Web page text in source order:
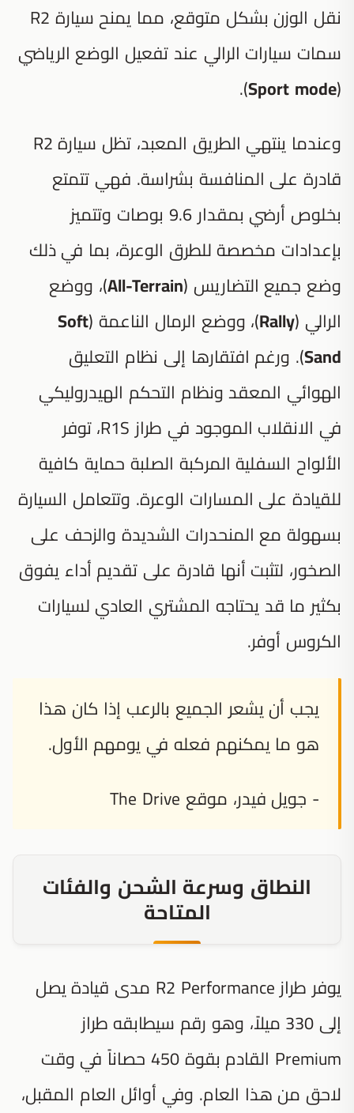
نقل الوزن بشكل متوقع، مما يمنح سيارة R2
سمات سيارات الرالي عند تفعيل الوضع الرياضي
(
Sport mode
).
وعندما ينتهي الطريق المعبد، تظل سيارة R2
قادرة على المنافسة بشراسة. فهي تتمتع
بخلوص أرضي بمقدار 9.6 بوصات وتتميز
بإعدادات مخصصة للطرق الوعرة، بما في ذلك
وضع جميع التضاريس (All-Terrain)، ووضع
الرالي (Rally)، ووضع الرمال الناعمة (Soft
Sand). ورغم افتقارها إلى نظام التعليق
الهوائي المعقد ونظام التحكم الهيدروليكي
في الانقلاب الموجود في طراز R1S، توفر
الألواح السفلية المركبة الصلبة حماية كافية
للقيادة على المسارات الوعرة. وتتعامل السيارة
بسهولة مع المنحدرات الشديدة والزحف على
الصخور، لتثبت أنها قادرة على تقديم أداء يفوق
بكثير ما قد يحتاجه المشتري العادي لسيارات
الكروس أوفر.
يجب أن يشعر الجميع بالرعب إذا كان هذا
هو ما يمكنهم فعله في يومهم الأول.
- جويل فيدر، موقع The Drive
النطاق وسرعة الشحن والفئات
المتاحة
يوفر طراز R2 Performance مدى قيادة يصل
إلى 330 ميلاً، وهو رقم سيطابقه طراز
Premium القادم بقوة 450 حصاناً في وقت
لاحق من هذا العام. وفي أوائل العام المقبل،